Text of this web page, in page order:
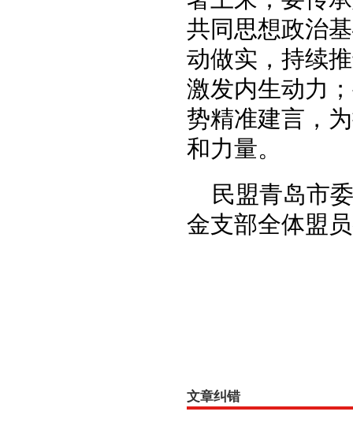
共同思想政治
动做实，持续
激发内生动力 ；
势精准建言，
和力量。
民盟青岛市
金支部全体盟
文章纠错